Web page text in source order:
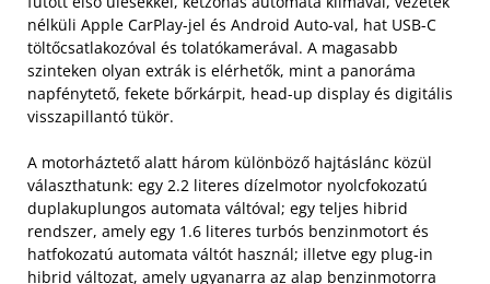
nélküli Apple CarPlay-jel és Android Auto-val, hat USB-C
töltőcsatlakozóval és tolatókamerával. A magasabb
szinteken olyan extrák is elérhetők, mint a panoráma
napfénytető, fekete bőrkárpit, head-up display és digitális
visszapillantó tükör.
A motorháztető alatt három különböző hajtáslánc közül
választhatunk: egy 2.2 literes dízelmotor nyolcfokozatú
duplakuplungos automata váltóval; egy teljes hibrid
rendszer, amely egy 1.6 literes turbós benzinmotort és
hatfokozatú automata váltót használ; illetve egy plug-in
hibrid változat, amely ugyanarra az alap benzinmotorra